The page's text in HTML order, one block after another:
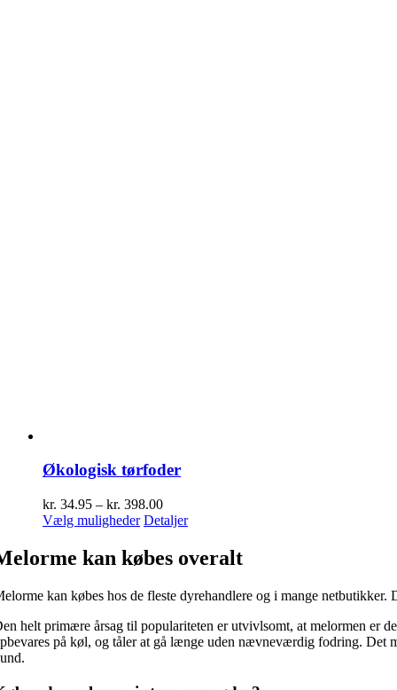
Økologisk tørfoder
kr. 34.95 – kr. 398.00Prisinterval:
kr. 34.95
Vælg muligheder Dette
har
flere
Mulighederne
vælges
på
Detaljer
kan købes overalt
kan købes hos de fleste dyrehandlere og i mange
helt primære årsag til populariteten er utvivlsomt, at melormen er
på køl, og tåler at gå længe uden nævneværdig fodring. Det